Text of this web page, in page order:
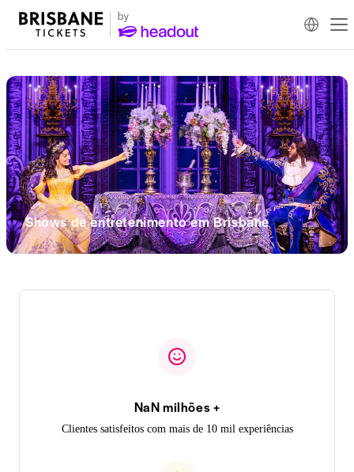
Shows de entretenimento em Brisbane
NaN milhões +
Clientes satisfeitos com mais de 10 mil experiências